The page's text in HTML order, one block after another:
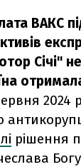
ВАКС
Січі"
2024
рішення